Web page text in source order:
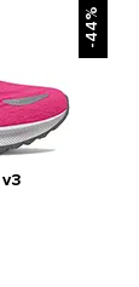
-44%